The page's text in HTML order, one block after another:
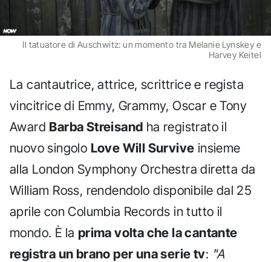
Il tatuatore di Auschwitz: un momento tra Melanie Lynskey e
Harvey Keitel
La cantautrice, attrice, scrittrice e regista
vincitrice di Emmy, Grammy, Oscar e Tony
Award Barba Streisand ha registrato il
nuovo singolo Love Will Survive insieme
alla London Symphony Orchestra diretta da
William Ross, rendendolo disponibile dal 25
aprile con Columbia Records in tutto il
mondo. È la prima volta che la cantante
registra un brano per una serie tv: "A